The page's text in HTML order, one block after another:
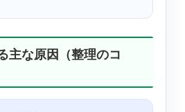
主な原因（整理のコ